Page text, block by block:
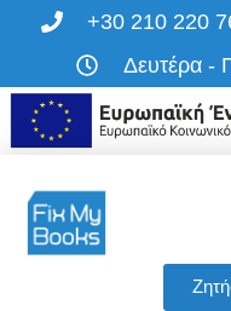
+30 210 220
Δευτέρα -